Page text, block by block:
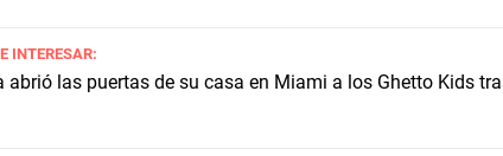
INTERESAR:
abrió las puertas de su casa en Miami a los Ghetto Kids